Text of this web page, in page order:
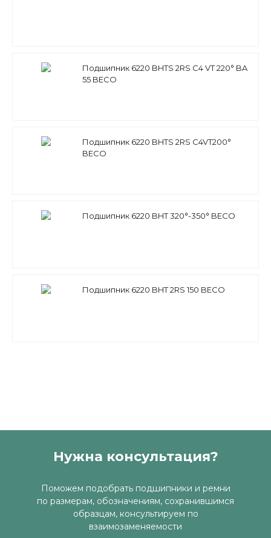
Подшипник 6220 BHTS 2RS C4 VT 220° BA
55 BECO
Подшипник 6220 BHTS 2RS C4VT200°
BECO
Подшипник 6220 BHT 320°-350° BECO
Подшипник 6220 BHT 2RS 150 BECO
Нужна консультация?
Поможем подобрать подшипники и ремни
по размерам, обозначениям, сохранившимся
образцам, консультируем по
взаимозаменяемости